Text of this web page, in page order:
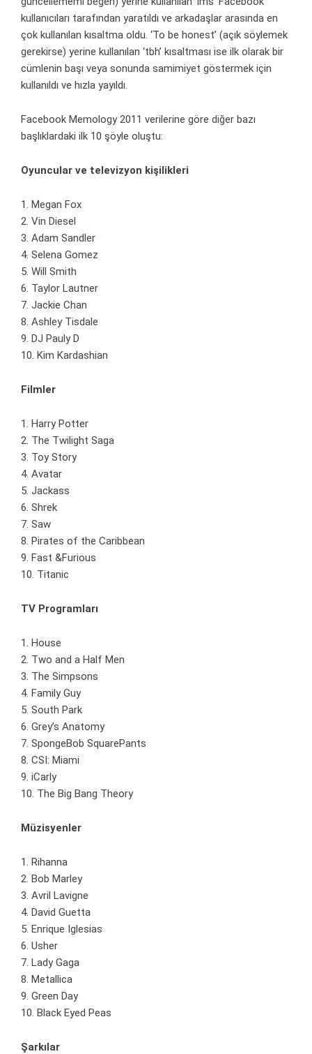
kullanıcıları tarafından yaratıldı ve arkadaşlar arasında en
çok kullanılan kısaltma oldu. ‘To be honest’ (açık söylemek
gerekirse) yerine kullanılan ‘tbh’ kısaltması ise ilk olarak bir
cümlenin başı veya sonunda samimiyet göstermek için
kullanıldı ve hızla yayıldı.
Facebook Memology 2011 verilerine göre diğer bazı
başlıklardaki ilk 10 şöyle oluştu:
Oyuncular ve televizyon kişilikleri
1. Megan Fox
2. Vin Diesel
3. Adam Sandler
4. Selena Gomez
5. Will Smith
6. Taylor Lautner
7. Jackie Chan
8. Ashley Tisdale
9. DJ Pauly D
10. Kim Kardashian
Filmler
1. Harry Potter
2. The Twilight Saga
3. Toy Story
4. Avatar
5. Jackass
6. Shrek
7. Saw
8. Pirates of the Caribbean
9. Fast &Furious
10. Titanic
TV Programları
1. House
2. Two and a Half Men
3. The Simpsons
4. Family Guy
5. South Park
6. Grey’s Anatomy
7. SpongeBob SquarePants
8. CSI: Miami
9. iCarly
10. The Big Bang Theory
Müzisyenler
1. Rihanna
2. Bob Marley
3. Avril Lavigne
4. David Guetta
5. Enrique Iglesias
6. Usher
7. Lady Gaga
8. Metallica
9. Green Day
10. Black Eyed Peas
Şarkılar